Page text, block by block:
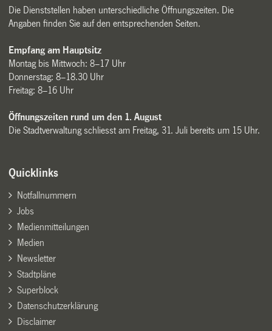
Die Dienststellen haben unterschiedliche Öffnungszeiten. Die
Angaben finden Sie auf den entsprechenden Seiten.
Empfang am Hauptsitz
Montag bis Mittwoch: 8–17 Uhr
Donnerstag: 8–18.30 Uhr
Freitag: 8–16 Uhr
Öffnungszeiten rund um den 1. August
Die Stadtverwaltung schliesst am Freitag, 31. Juli bereits um 15 Uhr.
Quicklinks
Notfallnummern
Jobs
Medienmitteilungen
Medien
Newsletter
Stadtpläne
Superblock
Datenschutzerklärung
Disclaimer